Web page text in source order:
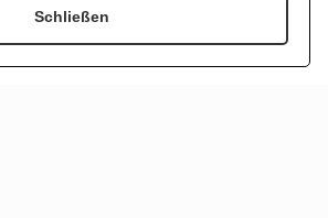
Schließen